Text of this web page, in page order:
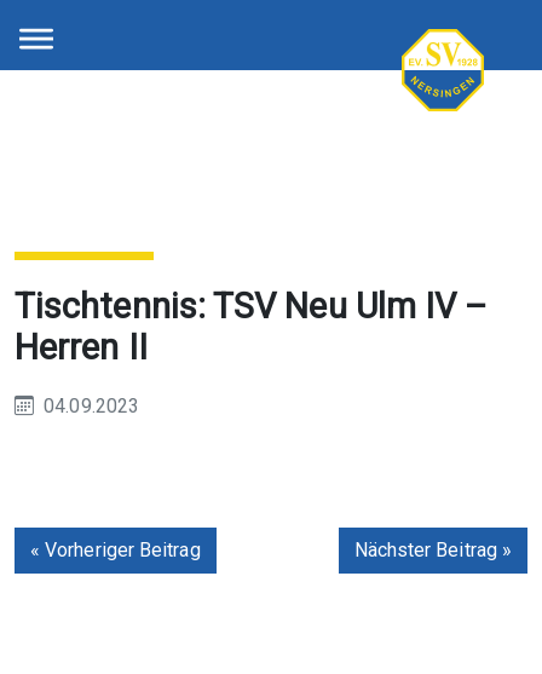
Tischtennis: TSV Neu Ulm IV –
Herren II
04.09.2023
« Vorheriger Beitrag Nächster Beitrag »